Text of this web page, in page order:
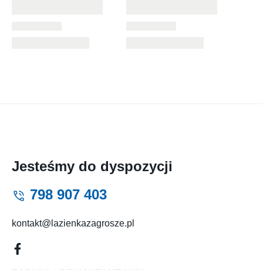
Jesteśmy do dyspozycji
798 907 403
kontakt@lazienkazagrosze.pl